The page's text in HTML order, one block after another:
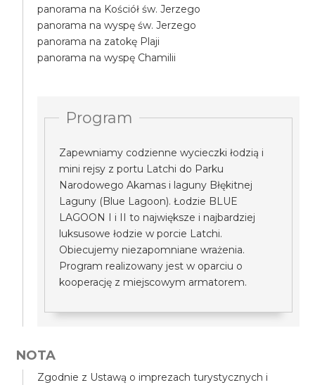
panorama na Kościół św. Jerzego
panorama na wyspę św. Jerzego
panorama na zatokę Plaji
panorama na wyspę Chamilii
Program
Zapewniamy codzienne wycieczki łodzią i
mini rejsy z portu Latchi do Parku
Narodowego Akamas i laguny Błękitnej
Laguny (Blue Lagoon). Łodzie BLUE
LAGOON I i II to największe i najbardziej
luksusowe łodzie w porcie Latchi.
Obiecujemy niezapomniane wrażenia.
Program realizowany jest w oparciu o
kooperację z miejscowym armatorem.
NOTA
Zgodnie z Ustawą o imprezach turystycznych i